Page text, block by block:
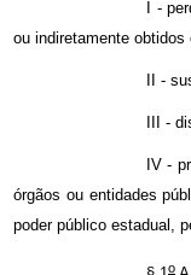
I -
ou indiretamente
II -
III -
IV -
órgãos ou entidades
poder público estadual,
o